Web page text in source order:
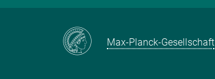
Max-Planck-Gesellschaft